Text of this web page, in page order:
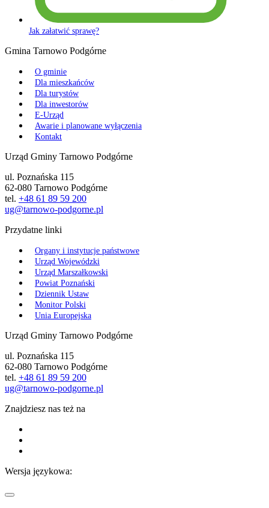
Jak załatwić sprawę?
Gmina Tarnowo Podgórne
O gminie
Dla mieszkańców
Dla turystów
Dla inwestorów
E-Urząd
Awarie i planowane wyłączenia
Kontakt
Urząd Gminy Tarnowo Podgórne
ul. Poznańska 115
62-080 Tarnowo Podgórne
tel. +48 61 89 59 200
ug@tarnowo-podgorne.pl
Przydatne linki
Organy i instytucje państwowe
Urząd Wojewódzki
Urząd Marszałkowski
Powiat Poznański
Dziennik Ustaw
Monitor Polski
Unia Europejska
Urząd Gminy Tarnowo Podgórne
ul. Poznańska 115
62-080 Tarnowo Podgórne
tel. +48 61 89 59 200
ug@tarnowo-podgorne.pl
Znajdziesz nas też na
Wersja językowa: